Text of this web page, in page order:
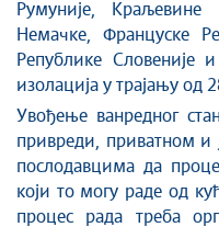
Румуније, Краљевине
Немачке, Француске
Републике Словеније
изолација у трајању од
Увођење ванредног
привреди, приватном и
послодавцима да
који то могу раде од
процес рада треба